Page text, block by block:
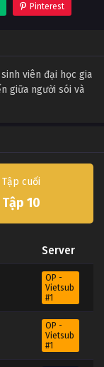
Pinterest
viên đại học gia
giữa người sói và
Tập cuối
Tập 10
Server
OP -
Vietsub
#1
OP -
Vietsub
#1